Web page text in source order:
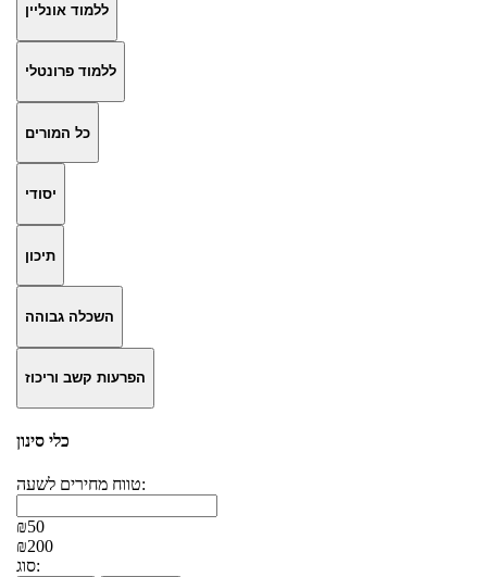
ללמוד אונליין
ללמוד פרונטלי
כל המורים
יסודי
תיכון
השכלה גבוהה
הפרעות קשב וריכוז
כלי סינון
טווח מחירים לשעה:
₪50
₪200
סוג: